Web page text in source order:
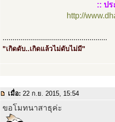
:: ป
http://
.....................................................
"เกิดดับ..เกิดแล้วไม่ดับไม่มี"
เมื่อ: 22 ก.ย. 2015, 15:54
ขอโมทนาสาธุค่ะ